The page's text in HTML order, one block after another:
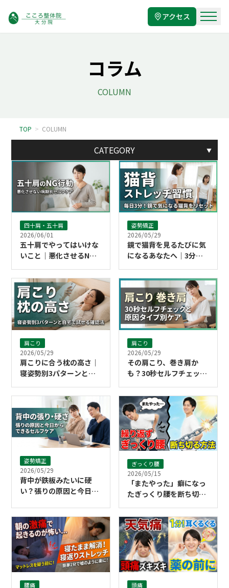
アクセス
コラム
COLUMN
TOP > COLUMN
四十肩・五十肩
2026/06/01
五十肩でやってはいけな
いこと｜悪化させるNG
ケア
姿勢矯正
2026/05/29
鏡で猫背を見るたびに気
になるあなたへ｜3分で
肩こり
2026/05/29
肩こりに合う枕の高さ｜
寝姿勢別3パターンと自
肩こり
2026/05/29
その肩こり、巻き肩か
も？30秒セルフチェック
姿勢矯正
2026/05/29
背中が鉄板みたいに硬
い？張りの原因と今日か
ぎっくり腰
2026/05/15
「またやった」癖になっ
たぎっくり腰を断ち切る
腰痛 頭痛
CATEGORY ▼